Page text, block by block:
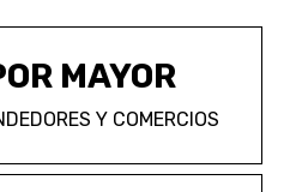
MAYOR
Y COMERCIOS